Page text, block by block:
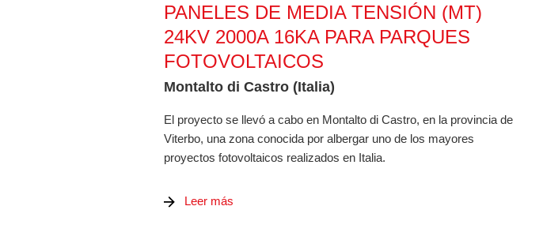
PANELES DE MEDIA TENSIÓN (MT)
24KV 2000A 16KA PARA PARQUES
FOTOVOLTAICOS
Montalto di Castro (Italia)
El proyecto se llevó a cabo en Montalto di Castro, en la provincia de
Viterbo, una zona conocida por albergar uno de los mayores
proyectos fotovoltaicos realizados en Italia.
Leer más